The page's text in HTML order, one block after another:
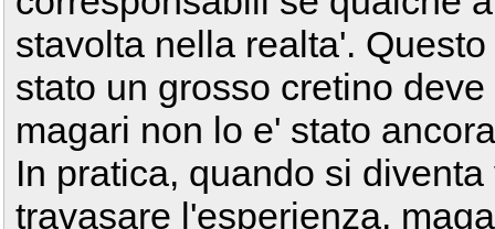
stavolta nella realta'.
stato un grosso cretino
magari non lo e' stato
In pratica, quando si
travasare l'esperienza,